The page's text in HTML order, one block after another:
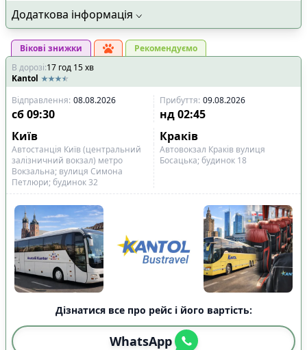
Додаткова інформація
Вікові знижки
Рекомендуємо
В дорозі:17 год 15хв
Kantol
Відправлення: 08.08.2026 Прибуття: 09.08.2026
сб09:30 нд 02:45
Київ
Краків
Автостанція Київ (центральний
залізничний вокзал) метро
Вокзальна; вулиця Симона
Петлюри; будинок 32
Автовокзал Краків вулиця
Босацька; будинок 18
Дізнатися все про рейс і його вартість:
WhatsApp